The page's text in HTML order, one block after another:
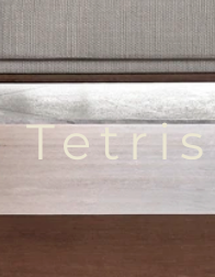
Tetris